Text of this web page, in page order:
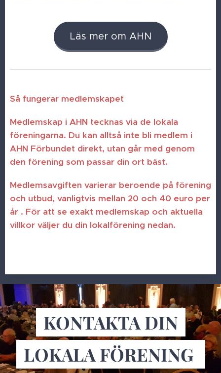
Läs mer om AHN
Så fungerar medlemskapet
Medlemskap i AHN tecknas via de lokala
föreningarna. Du kan alltså inte bli medlem i
AHN Förbundet direkt, utan går med genom
den förening som passar din ort bäst.
Medlemsavgiften varierar beroende på förening
och utbud, vanligtvis mellan 20 och 40 euro per
år . För att se exakt medlemskap och aktuella
villkor väljer du din lokalförening nedan.
KONTAKTA DIN
LOKALA FÖRENING